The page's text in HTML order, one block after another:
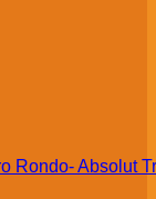
Absolut